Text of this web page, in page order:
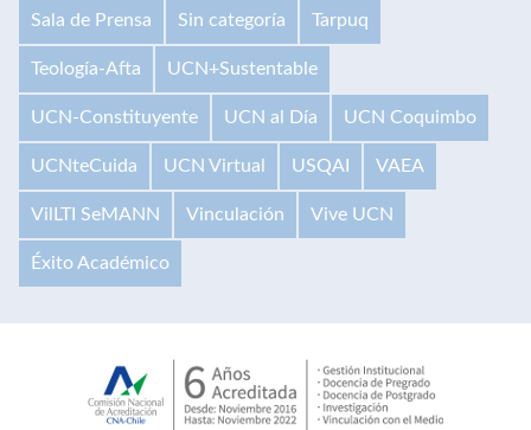
Sala de Prensa Sin categoría Tarpuq
Teología-Afta UCN+Sustentable
UCN-Constituyente UCN al Día UCN Coquimbo
UCNteCuida UCN Virtual USQAI VAEA
VilLTI SeMANN Vinculación Vive UCN
Éxito Académico